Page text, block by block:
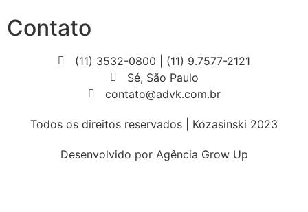
Contato
(11) 3532-0800 | (11) 9.7577-2121
Sé, São Paulo
contato@advk.com.br
Todos os direitos reservados | Kozasinski 2023
Desenvolvido por Agência Grow Up